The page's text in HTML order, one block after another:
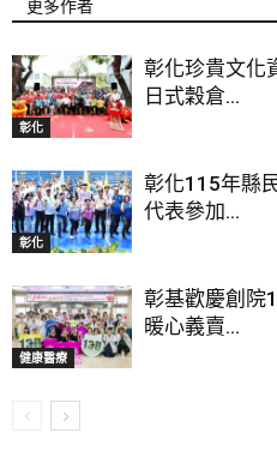
更多作者
彰化
彰化珍貴文化
日式穀倉...
彰化
彰化115年縣
代表參加...
健康醫療
彰基歡慶創院
暖心義賣...